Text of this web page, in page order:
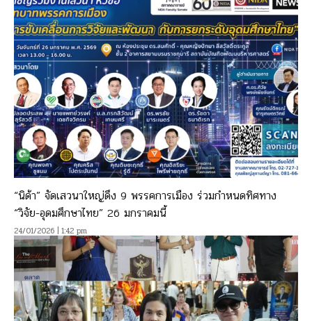
“นิด้า” จัดเสวนาใหญ่ดึง 9 พรรคการเมือง ร่วมกำหนดทิศทาง
“วิจัย-อุดมศึกษาไทย” 26 มกราคมนี้
24/01/2026 | 1:42 pm